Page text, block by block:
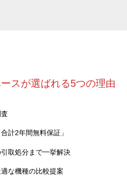
スが選ばれる5つの理由
計2年間無料保証」
取処分まで一挙解決
な機種の比較提案